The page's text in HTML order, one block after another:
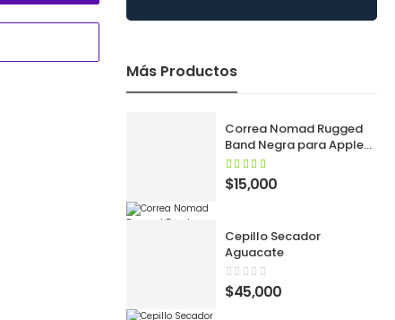
Más Productos
Correa Nomad Rugged
Band Negra para Apple
Watch 42/44/45/46/49
mm y SE
$15,000
Cepillo Secador
Aguacate
$45,000